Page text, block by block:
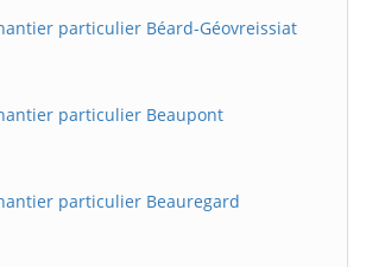
particulier Béard-Géovreissiat
particulier Beaupont
particulier Beauregard